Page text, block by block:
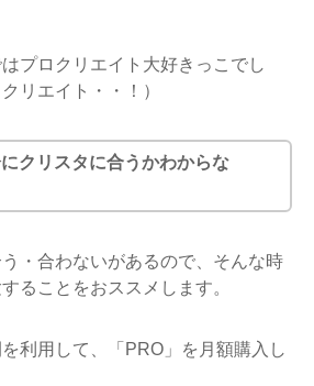
はプロクリエイト大好きっこでし
リエイト・・！）
クリスタに合うかわからな
・合わないがあるので、そんな時
ることをおススメします。
利用して、「PRO」を月額購入し